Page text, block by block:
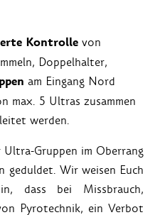
Kontrolle von
Doppelhalter,
am Eingang Nord
max. 5 Ultras zusammen
werden.
Gruppen im Oberrang
geduldet. Wir weisen Euch
dass bei Missbrauch,
Pyrotechnik, ein Verbot